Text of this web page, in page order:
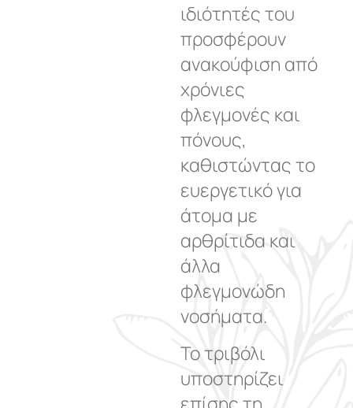
ιδιότητές του
προσφέρουν
ανακούφιση από
χρόνιες
φλεγμονές και
πόνους,
καθιστώντας το
ευεργετικό για
άτομα με
αρθρίτιδα και
άλλα
φλεγμονώδη
νοσήματα.
Το τριβόλι
υποστηρίζει